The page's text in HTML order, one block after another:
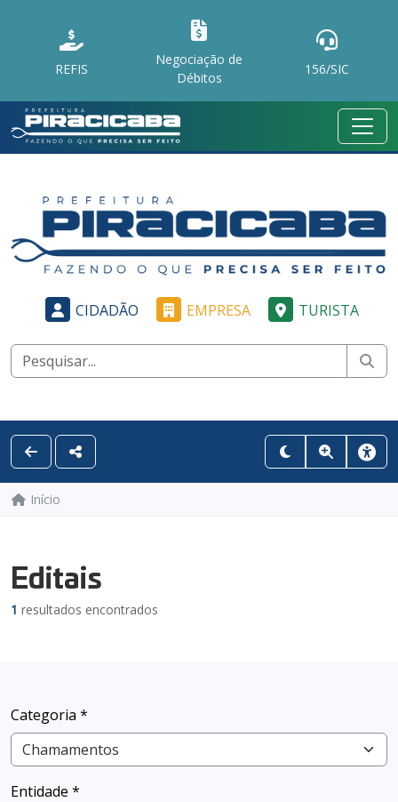
REFIS
Negociação de
Débitos
156/SIC
CIDADÃO EMPRESA TURISTA
Início
Editais
1 resultados encontrados
Categoria *
Entidade *